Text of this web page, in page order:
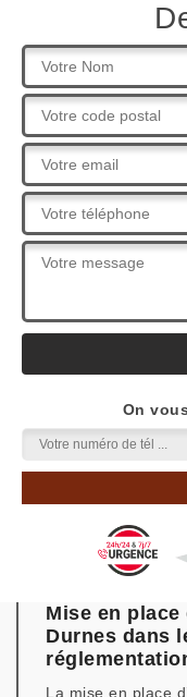
On
Mise en
Durnes dans
La mise en place